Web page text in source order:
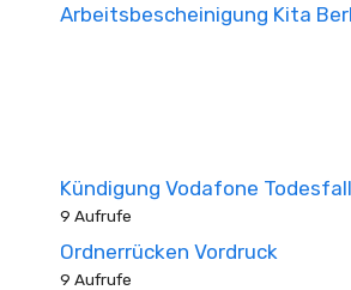
Arbeitsbescheinigung Kita
Kündigung Vodafone
9 Aufrufe
Ordnerrücken Vordruck
9 Aufrufe